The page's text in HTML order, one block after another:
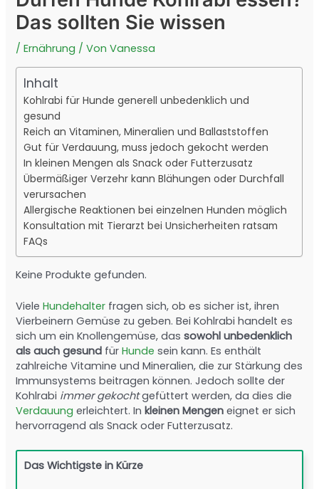
Das sollten Sie wissen
/Ernährung / VonVanessa
Inhalt
Kohlrabi für Hunde generell unbedenklich und
gesund
Reich an Vitaminen, Mineralien und Ballaststoffen
Gut für Verdauung, muss jedoch gekocht werden
In kleinen Mengen als Snack oder Futterzusatz
Übermäßiger Verzehr kann Blähungen oder Durchfall
verursachen
Allergische Reaktionen bei einzelnen Hunden möglich
Konsultation mit Tierarzt bei Unsicherheiten ratsam
FAQs
Keine Produkte gefunden.
VieleHundehalter fragen sich, ob es sicher ist, ihren
Vierbeinern Gemüse zu geben. Bei Kohlrabi handelt es
sich um ein Knollengemüse, dassowohl unbedenklich
als auch gesund fürHunde sein kann. Es enthält
zahlreiche Vitamine und Mineralien, die zur Stärkung des
Immunsystems beitragen können. Jedoch sollte der
Kohlrabi immer gekochtgefüttert werden, da dies die
Verdauung erleichtert. Inkleinen Mengen eignet er sich
hervorragend als Snack oder Futterzusatz.
Das Wichtigste in Kürze